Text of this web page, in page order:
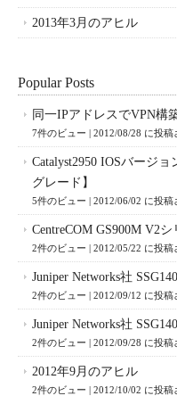
2013年3月のアヒル
Popular Posts
同一IPアドレスでVPN構
7件のビュー | 2012/08/28 に投稿
Catalyst2950 IOSバージ
グレード】
5件のビュー | 2012/06/02 に投稿
CentreCOM GS900M V2
2件のビュー | 2012/05/22 に投稿
Juniper Networks社
2件のビュー | 2012/09/12 に投稿
Juniper Networks社
2件のビュー | 2012/09/28 に投稿
2012年9月のアヒル
2件のビュー | 2012/10/02 に投稿